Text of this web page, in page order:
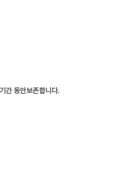
간 동안보존합니다.